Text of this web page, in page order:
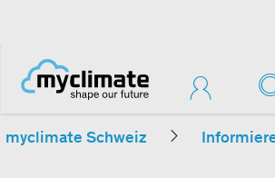
myclimate Schweiz